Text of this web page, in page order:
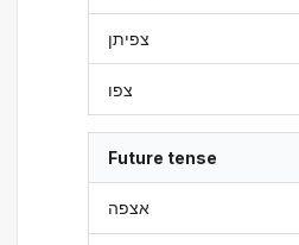
צפיתן
צפו
Future tense
אצפה